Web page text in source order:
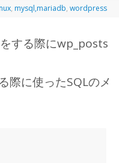
, mysql,mariadb,wordpress
する際にwp_posts
際に使ったSQLのメ